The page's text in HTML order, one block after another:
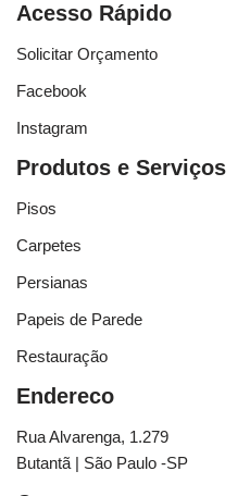
Acesso Rápido
Solicitar Orçamento
Facebook
Instagram
Produtos e Serviços
Pisos
Carpetes
Persianas
Papeis de Parede
Restauração
Endereco
Rua Alvarenga, 1.279
Butantã | São Paulo -SP